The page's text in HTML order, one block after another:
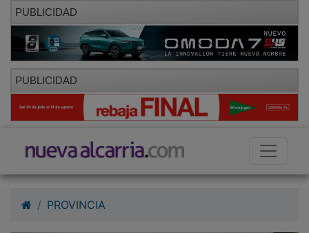
PUBLICIDAD
PUBLICIDAD